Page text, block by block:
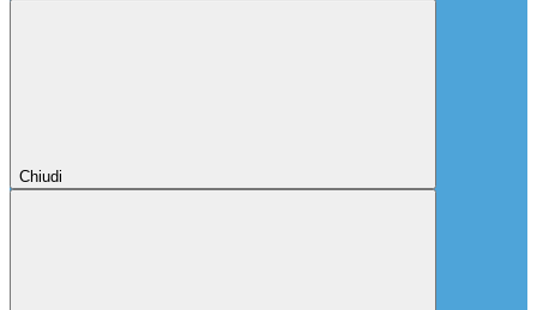
Chiudi